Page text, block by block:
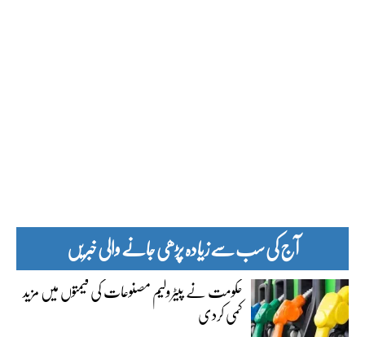
آج کی سب سے زیادہ پڑھی جانے والی خبریں
حکومت نے پیٹرولیم مصنوعات کی قیمتوں میں مزید
کمی کردی